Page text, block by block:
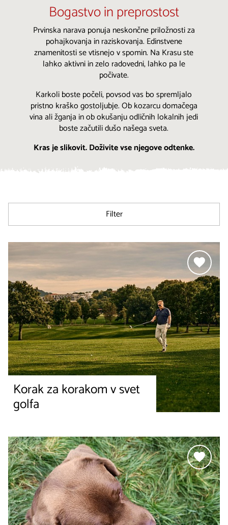
Bogastvo in preprostost
Prvinska narava ponuja neskončne priložnosti za
pohajkovanja in raziskovanja. Edinstvene
znamenitosti se vtisnejo v spomin. Na Krasu ste
lahko aktivni in zelo radovedni, lahko pa le
počivate.
Karkoli boste počeli, povsod vas bo spremljalo
pristno kraško gostoljubje. Ob kozarcu domačega
vina ali žganja in ob okušanju odličnih lokalnih jedi
boste začutili dušo našega sveta.
Kras je slikovit. Doživite vse njegove odtenke.
Filter
Korak za korakom v svet
golfa